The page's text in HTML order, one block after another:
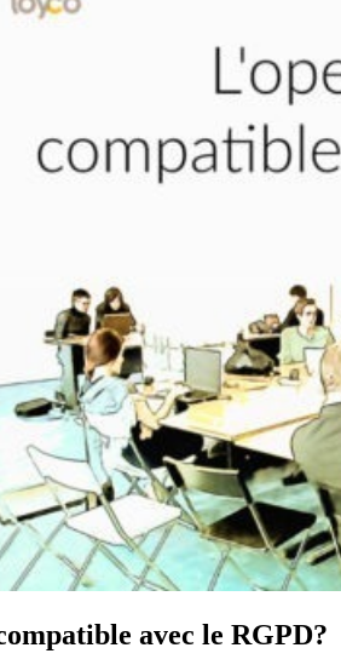
avec le RGPD?